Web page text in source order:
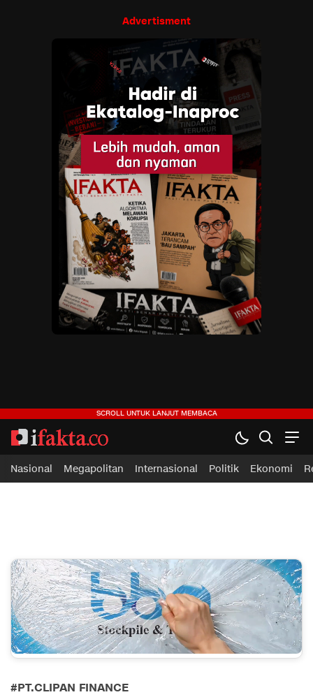
Advertisment
ifakta.co
#pastibenar
Nasional Megapolitan Internasional Politik Ekonomi
#PT.CLIPAN FINANCE